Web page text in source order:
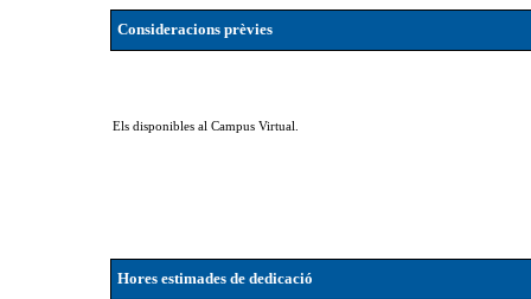
Consideracions prèvies
Els disponibles al Campus Virtual.
Hores estimades de dedicació